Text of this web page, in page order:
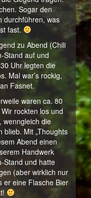
Sogar den
durchführen, was
fast.
zu Abend (Chili
Stand auf und
Uhr legten die
Mal war’s rockig,
Fasnet.
waren ca. 80
rockten los und
wenngleich die
blieb. Mit „Thoughts
Abend einen
Handwerk
Stand und hatte
(aber wirklich nur
er eine Flasche Bier